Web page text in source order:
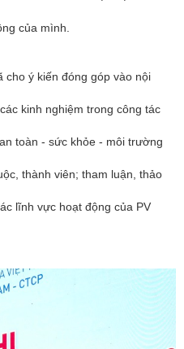
của mình.
cho ý kiến đóng góp vào nội
kinh nghiệm trong công tác
toàn - sức khỏe - môi trường
thành viên; tham luận, thảo
lĩnh vực hoạt động của PV